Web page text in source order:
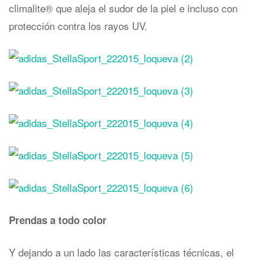
climalite® que aleja el sudor de la piel e incluso con
protección contra los rayos UV.
Prendas a todo color
Y dejando a un lado las características técnicas, el